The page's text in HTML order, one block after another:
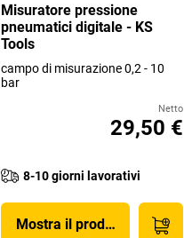
Misuratore pressione
pneumatici digitale - KS
Tools
campo di misurazione 0,2 - 10
bar
Netto
29,50 €
8-10 giorni lavorativi
Mostra il prodotto